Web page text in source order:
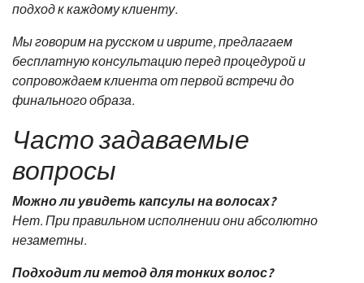
подход к каждому клиенту.
Мы говорим на русском и иврите, предлагаем
бесплатную консультацию перед процедурой и
сопровождаем клиента от первой встречи до
финального образа.
Часто задаваемые
вопросы
Можно ли увидеть капсулы на волосах?
Нет. При правильном исполнении они абсолютно
незаметны.
Подходит ли метод для тонких волос?